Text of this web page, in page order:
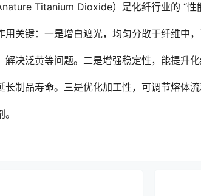
Titanium Dioxide）是化纤行业的 “性
用关键：一是增白遮光，均匀分散于纤维中
解决泛黄等问题。二是增强稳定性，能提升
长制品寿命。三是优化加工性，可调节熔体